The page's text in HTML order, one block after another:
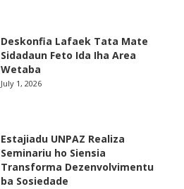
Deskonfia Lafaek Tata Mate
Sidadaun Feto Ida Iha Area
Wetaba
July 1, 2026
Estajiadu UNPAZ Realiza
Seminariu ho Siensia
Transforma Dezenvolvimentu
ba Sosiedade